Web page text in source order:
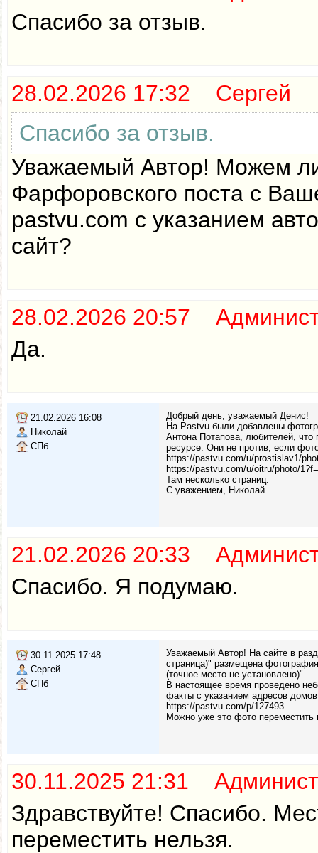
Спасибо за отзыв.
28.02.2026 17:32 Сергей
Спасибо за отзыв.
Уважаемый Автор! Можем
Фарфоровского поста с
pastvu.com с указанием
сайт?
28.02.2026 20:57
Да.
21.02.2026 16:08
Николай
СПб
Добрый день, уважаемый Денис!
На Pastvu были добавлены
Антона Потапова, любителей,
ресурсе. Они не против, если
https://pastvu.com/u/prostislav1/
https://pastvu.com/u/oitru/photo/
Там несколько страниц.
С уважением, Николай.
21.02.2026 20:33
Спасибо. Я подумаю.
30.11.2025 17:48
Сергей
СПб
Уважаемый Автор! На сайте в
страница)" размещена
(точное место не установлено)".
В настоящее время проведено
факты с указанием адресов
https://pastvu.com/p/127493
Можно уже это фото
30.11.2025 21:31
Здравствуйте! Спасибо.
переместить нельзя.